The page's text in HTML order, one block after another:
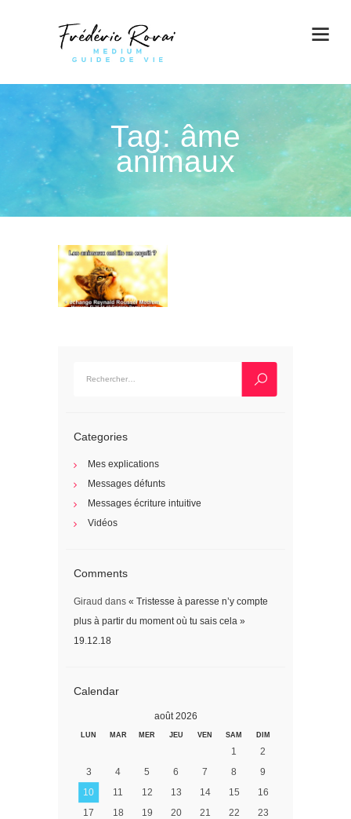
Tag: âme
animaux
Categories
Mes explications
Messages défunts
Messages écriture intuitive
Vidéos
Comments
Giraud dans « Tristesse à paresse n’y compte
plus à partir du moment où tu sais cela »
19.12.18
Calendar
août 2026
LUN MAR MER JEU VEN SAM DIM
1
2
3
4 5 6 7 8
9
10
11 12 13 14 15
16
17
18 19 20 21 22
23